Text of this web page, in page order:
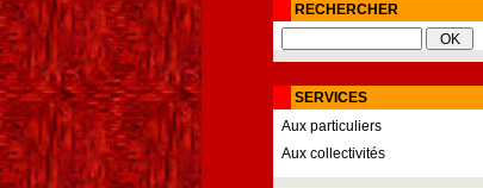
RECHERCHER
SERVICES
Aux particuliers
Aux collectivités